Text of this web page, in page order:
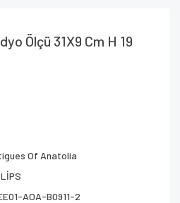
Ölçü 31X9 Cm H 19
Of Anatolia
AOA-B0911-2